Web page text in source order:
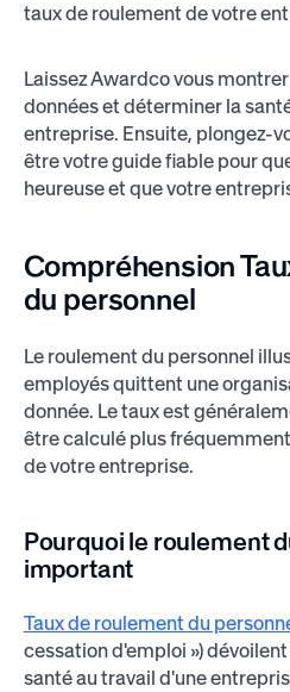
taux de roulement de votre
Laissez Awardco vous
données et déterminer la
entreprise. Ensuite, plongez-
être votre guide fiable pour
heureuse et que votre
Compréhension
du personnel
Le roulement du personnel
employés quittent une
donnée. Le taux est
être calculé plus
de votre entreprise.
Pourquoi le roulement
important
Taux de roulement du
cessation d'emploi »)
santé au travail d'une